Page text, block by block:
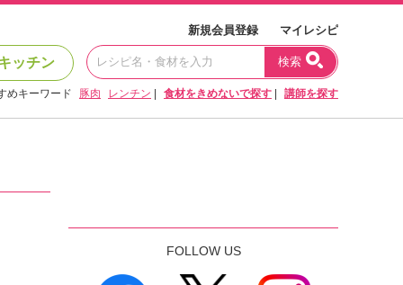
新規会員登録 マイレシピ
ッチン 検索
めキーワード 豚肉 レンチン 食材をきめないで探す 講師を探す
FOLLOW US